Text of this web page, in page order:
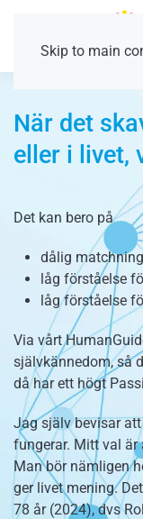
Skip to main
När det
eller i livet,
Det kan bero på
dålig
låg förståelse
låg förståelse
Via vårt
självkännedom, så
då har ett högt
Jag själv bevisar
fungerar. Mitt val
Man bör nämligen
ger livet mening.
78 år (2024), dvs